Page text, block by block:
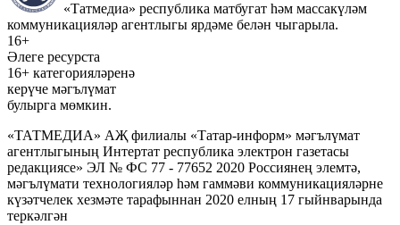
«Татмедиа» республика матбугат һәм массакүләм
коммуникацияләр агентлыгы ярдәме белән чыгарыла.
16+
Әлеге ресурста
16+ категорияләренә
керүче мәгълүмат
булырга мөмкин.
«ТАТМЕДИА» АҖ филиалы «Татар-информ» мәгълүмат
агентлыгының Интертат республика электрон газетасы
редакциясе» ЭЛ № ФС 77 - 77652 2020 Россиянең элемтә,
мәгълүмати технологияләр һәм гаммәви коммуникацияләрне
күзәтчелек хезмәте тарафыннан 2020 елның 17 гыйнварында
теркәлгән